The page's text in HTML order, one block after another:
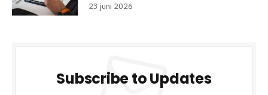
23 juni 2026
Subscribe to Updates